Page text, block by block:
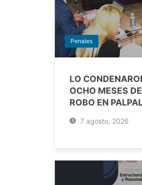
Penales
LO
OCHO MESES
ROBO EN
7 agosto, 2026